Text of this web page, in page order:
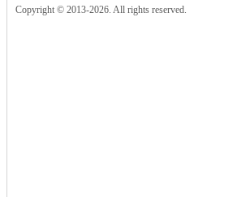
Copyright © 2013-2026. All rights reserved.